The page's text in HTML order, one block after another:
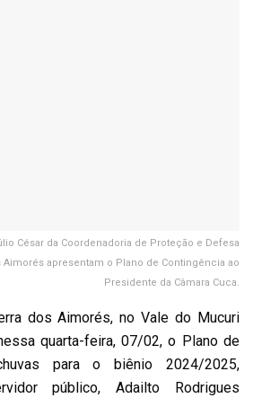
César da Coordenadoria de Proteção e Defesa
Aimorés apresentam o Plano de Contingência ao
Presidente da Câmara Cuca.
dos Aimorés, no Vale do Mucuri
quarta-feira, 07/02, o Plano de
para o biênio 2024/2025,
público, Adailto Rodrigues